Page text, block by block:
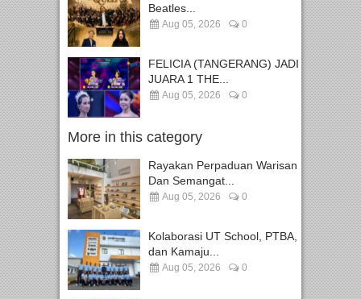
Beatles...
Aug 05, 2026 0
FELICIA (TANGERANG) JADI
JUARA 1 THE...
Aug 05, 2026 0
More in this category
Rayakan Perpaduan Warisan
Dan Semangat...
Aug 05, 2026 0
Kolaborasi UT School, PTBA,
dan Kamaju...
Aug 05, 2026 0